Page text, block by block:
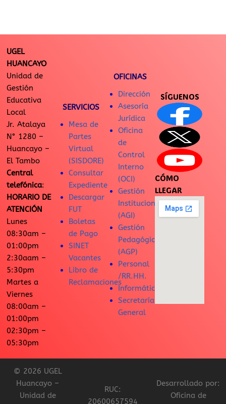
UGEL
HUANCAYO
Unidad de
Gestión
Educativa
Local
Jr. Atalaya
N° 1280 –
Huancayo –
El Tambo
Central
telefónica:
HORARIO DE
ATENCIÓN
Lunes
08:30am –
01:00pm
2:30aam –
5:30pm
Martes a
Viernes
08:00am –
01:00pm
02:30pm –
05:30pm
SERVICIOS
Mesa de
Partes
Virtual
(SISDORE)
Consultar
Expediente
Descargar
FUT
Boletas
de Pago
SINET
Vacantes
Libro de
Reclamaciones
OFICINAS
Dirección
Asesoría
Jurídica
Oficina
de
Control
Interno
(OCI)
Gestión
Institucional
(AGI)
Gestión
Pedagógica
(AGP)
Personal
/RR.HH.
Informática
Secretaría
General
SÍGUENOS
CÓMO
LLEGAR
© 2026 UGEL
Huancayo –
Unidad de
RUC:
20600657594
Desarrollado por:
Oficina de